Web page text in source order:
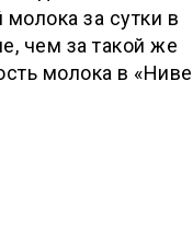
за сутки в
чем за такой же
молока в «Ниве